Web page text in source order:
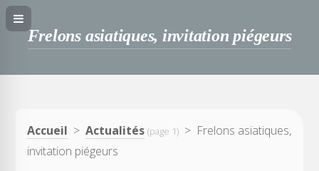
Frelons asiatiques, invitation piégeurs
Accueil >Actualités (page 1) > Frelons asiatiques,
invitation piégeurs